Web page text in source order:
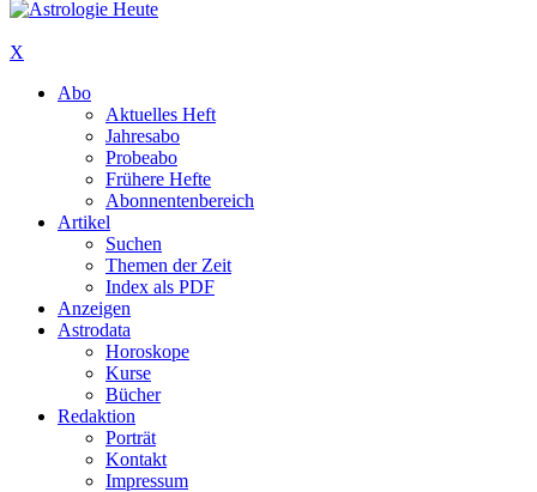
X
Abo
Aktuelles Heft
Jahresabo
Probeabo
Frühere Hefte
Abonnentenbereich
Artikel
Suchen
Themen der Zeit
Index als PDF
Anzeigen
Astrodata
Horoskope
Kurse
Bücher
Redaktion
Porträt
Kontakt
Impressum